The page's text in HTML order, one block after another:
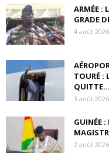
ARMÉE :
GRADE
4 août 2026
TOURÉ :
QUITTE...
3 août 2026
GUINÉE
2 août 2026